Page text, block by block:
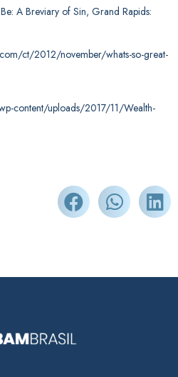
A Breviary of Sin, Grand Rapids:
ct/2012/november/whats-so-great-
content/uploads/2017/11/Wealth-